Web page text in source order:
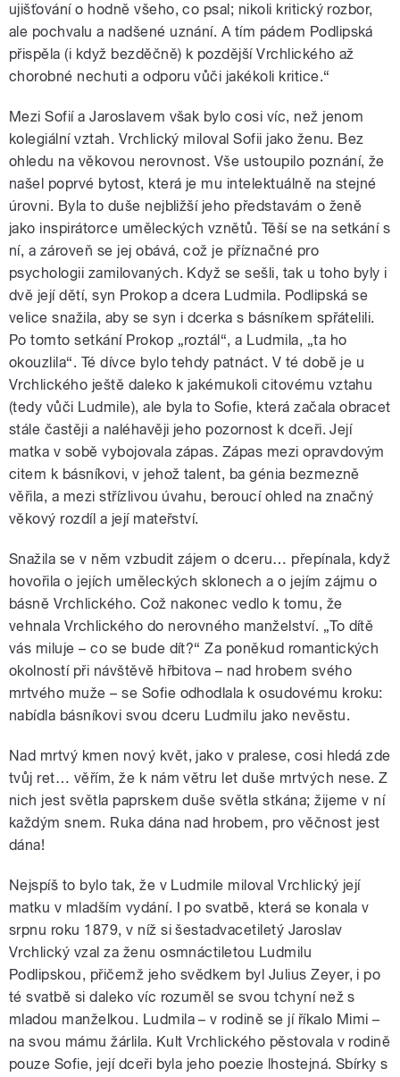
ujišťování o hodně všeho, co psal; nikoli kritický rozbor,
ale pochvalu a nadšené uznání. A tím pádem Podlipská
přispěla (i když bezděčně) k pozdější Vrchlického až
chorobné nechuti a odporu vůči jakékoli kritice.“
Mezi Sofií a Jaroslavem však bylo cosi víc, než jenom
kolegiální vztah. Vrchlický miloval Sofii jako ženu. Bez
ohledu na věkovou nerovnost. Vše ustoupilo poznání, že
našel poprvé bytost, která je mu intelektuálně na stejné
úrovni. Byla to duše nejbližší jeho představám o ženě
jako inspirátorce uměleckých vznětů. Těší se na setkání s
ní, a zároveň se jej obává, což je příznačné pro
psychologii zamilovaných. Když se sešli, tak u toho byly i
dvě její dětí, syn Prokop a dcera Ludmila. Podlipská se
velice snažila, aby se syn i dcerka s básníkem spřátelili.
Po tomto setkání Prokop „roztál“, a Ludmila, „ta ho
okouzlila“. Té dívce bylo tehdy patnáct. V té době je u
Vrchlického ještě daleko k jakémukoli citovému vztahu
(tedy vůči Ludmile), ale byla to Sofie, která začala obracet
stále častěji a naléhavěji jeho pozornost k dceři. Její
matka v sobě vybojovala zápas. Zápas mezi opravdovým
citem k básníkovi, v jehož talent, ba génia bezmezně
věřila, a mezi střízlivou úvahu, beroucí ohled na značný
věkový rozdíl a její mateřství.
Snažila se v něm vzbudit zájem o dceru… přepínala, když
hovořila o jejích uměleckých sklonech a o jejím zájmu o
básně Vrchlického. Což nakonec vedlo k tomu, že
vehnala Vrchlického do nerovného manželství. „To dítě
vás miluje – co se bude dít?“ Za poněkud romantických
okolností při návštěvě hřbitova – nad hrobem svého
mrtvého muže – se Sofie odhodlala k osudovému kroku:
nabídla básníkovi svou dceru Ludmilu jako nevěstu.
Nad mrtvý kmen nový květ, jako v pralese, cosi hledá zde
tvůj ret… věřím, že k nám větru let duše mrtvých nese. Z
nich jest světla paprskem duše světla stkána; žijeme v ní
každým snem. Ruka dána nad hrobem, pro věčnost jest
dána!
Nejspíš to bylo tak, že v Ludmile miloval Vrchlický její
matku v mladším vydání. I po svatbě, která se konala v
srpnu roku 1879, v níž si šestadvacetiletý Jaroslav
Vrchlický vzal za ženu osmnáctiletou Ludmilu
Podlipskou, přičemž jeho svědkem byl Julius Zeyer, i po
té svatbě si daleko víc rozuměl se svou tchyní než s
mladou manželkou. Ludmila – v rodině se jí říkalo Mimi –
na svou mámu žárlila. Kult Vrchlického pěstovala v rodině
pouze Sofie, její dceři byla jeho poezie lhostejná. Sbírky s